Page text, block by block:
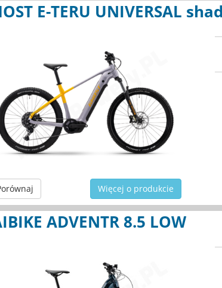
E-TERU UNIVERSAL
Więcej o produkcie
ADVENTR 8.5 LOW